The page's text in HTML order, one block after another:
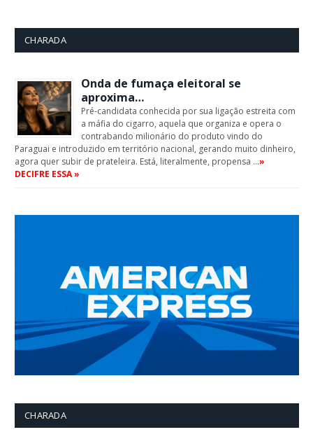
CHARADA
Onda de fumaça eleitoral se
aproxima…
Pré-candidata conhecida por sua ligação estreita com
a máfia do cigarro, aquela que organiza e opera o
contrabando milionário do produto vindo do
Paraguai e introduzido em território nacional, gerando muito dinheiro,
agora quer subir de prateleira. Está, literalmente, propensa …»
DECIFRE ESSA »
CHARADA